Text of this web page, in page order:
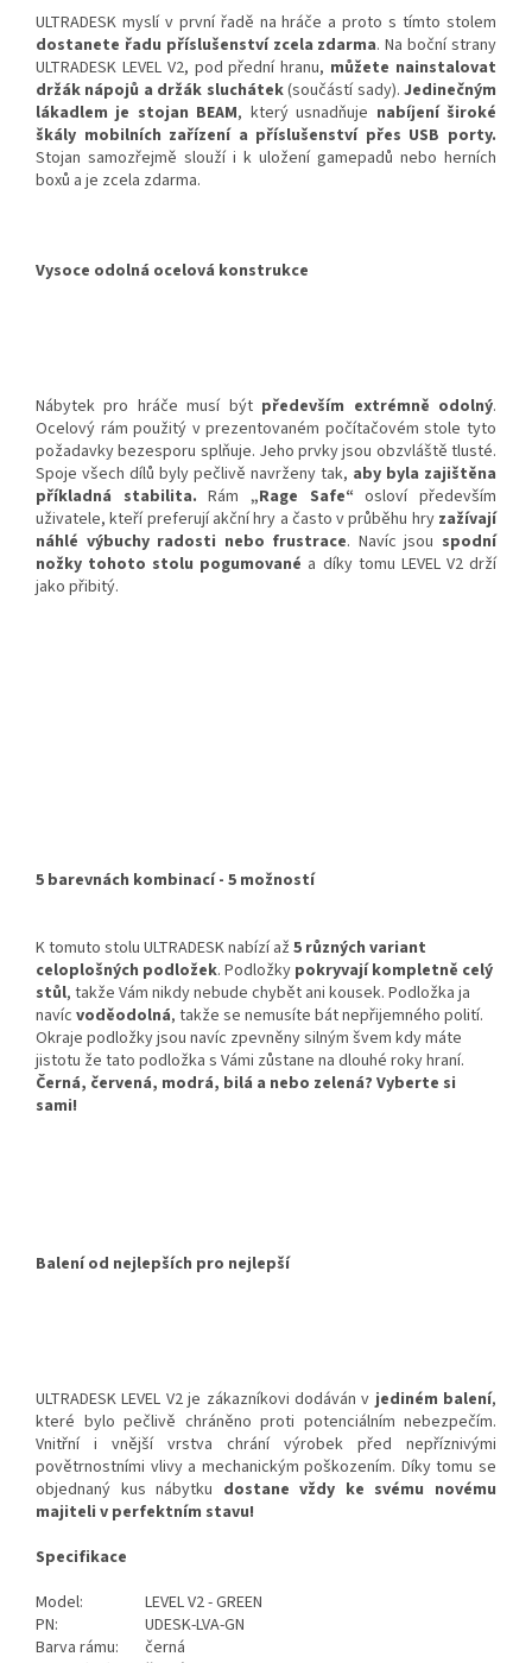
ULTRADESK myslí v první řadě na hráče a proto s tímto stolem
dostanete řadu příslušenství zcela zdarma. Na boční strany
ULTRADESK LEVEL V2, pod přední hranu, můžete nainstalovat
držák nápojů a držák sluchátek(součástí sady).Jedinečným
lákadlem je stojan BEAM, který usnadňuje nabíjení široké
škály mobilních zařízení a příslušenství přes USB porty.
Stojan samozřejmě slouží i k uložení gamepadů nebo herních
boxů a je zcela zdarma.
Vysoce odolná ocelová konstrukce
Nábytek pro hráče musí být především extrémně odolný.
Ocelový rám použitý v prezentovaném počítačovém stole tyto
požadavky bezesporu splňuje. Jeho prvky jsou obzvláště tlusté.
Spoje všech dílů byly pečlivě navrženy tak, aby byla zajištěna
příkladná stabilita. Rám„Rage Safe“ osloví především
uživatele, kteří preferují akční hry a často v průběhu hry zažívají
náhlé výbuchy radosti nebo frustrace. Navíc jsou spodní
nožky tohoto stolu pogumované a díky tomu LEVEL V2 drží
jako přibitý.
5 barevnách kombinací - 5 možností
K tomuto stolu ULTRADESK nabízí až 5 různých variant
celoplošných podložek. Podložky pokryvají kompletně celý
stůl, takže Vám nikdy nebude chybět ani kousek. Podložka ja
navíc voděodolná, takže se nemusíte bát nepřijemného polití.
Okraje podložky jsou navíc zpevněny silným švem kdy máte
jistotu že tato podložka s Vámi zůstane na dlouhé roky hraní.
Černá, červená, modrá, bilá a nebo zelená? Vyberte si
sami!
Balení od nejlepších pro nejlepší
ULTRADESK LEVEL V2 je zákazníkovi dodáván vjediném balení,
které bylo pečlivě chráněno proti potenciálním nebezpečím.
Vnitřní i vnější vrstva chrání výrobek před nepříznivými
povětrnostními vlivy a mechanickým poškozením. Díky tomu se
objednaný kus nábytku dostane vždy ke svému novému
majiteli v perfektním stavu!
Specifikace
Model:
LEVEL V2 - GREEN
PN:
UDESK-LVA-GN
Barva rámu:
černá